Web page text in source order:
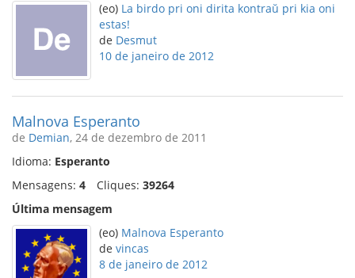
(eo) La birdo pri oni dirita kontraŭ pri kia oni
estas!
de Desmut
10 de janeiro de 2012
Malnova Esperanto
de Demian, 24 de dezembro de 2011
Idioma: Esperanto
Mensagens: 4 Cliques: 39264
Última mensagem
(eo) Malnova Esperanto
de vincas
8 de janeiro de 2012